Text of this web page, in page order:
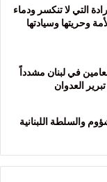
للإرادة التي لا تنكسر ودماء
وحريتها وسيادتها
في لبنان مشدداً
العدوان
نسخة عن 17 أيار المشؤوم والسلطة اللبنانية